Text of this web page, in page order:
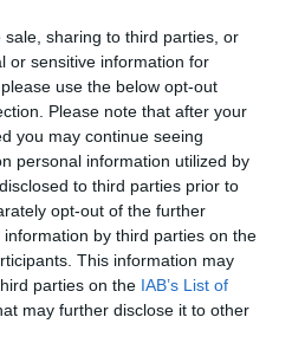
sharing to third parties, or
or sensitive information for
use the below opt-out
Please note that after your
you may continue seeing
personal information utilized by
to third parties prior to
opt-out of the further
by third parties on the
This information may
parties on the IAB’s List of
may further disclose it to other